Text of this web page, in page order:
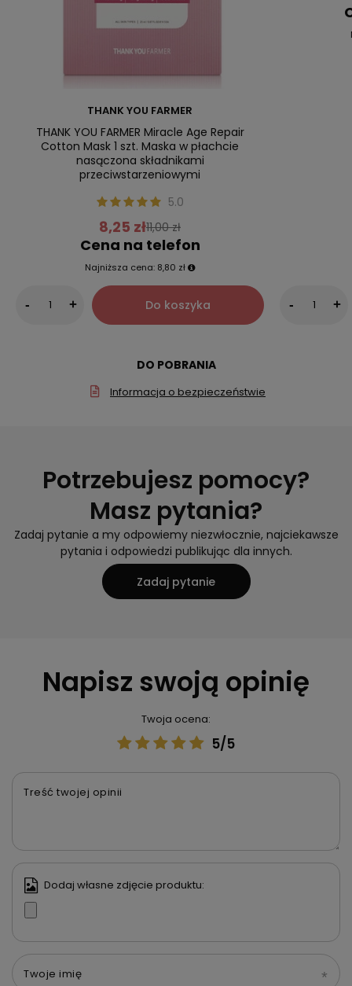
THANK YOU FARMER
THANK YOU FARMER Miracle Age Repair
Cotton Mask 1 szt. Maska w płachcie
nasączona składnikami
przeciwstarzeniowymi
5.0
8,25 zł11,00 zł
Cena na telefon
Najniższa cena: 8,80 zł
- + Do koszyka - +
DO POBRANIA
Informacja o bezpieczeństwie
Potrzebujesz pomocy?
Masz pytania?
Zadaj pytanie a my odpowiemy niezwłocznie, najciekawsze
pytania i odpowiedzi publikując dla innych.
Zadaj pytanie
Napisz swoją opinię
Twoja ocena:
5/5
Treść twojej opinii
Dodaj własne zdjęcie produktu:
Twoje imię